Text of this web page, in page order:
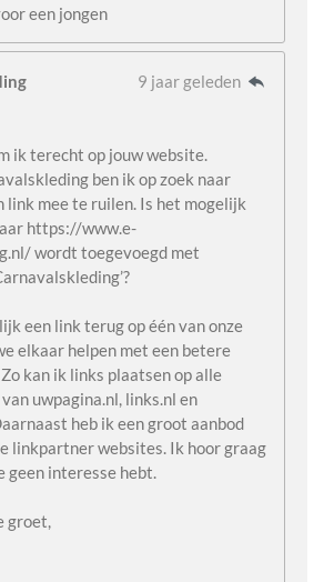
een jongen
9 jaar geleden
ik terecht op jouw website.
ben ik op zoek naar
link mee te ruilen. Is het mogelijk
https://www.e-
wordt toegevoegd met
een link terug op één van onze
elkaar helpen met een betere
kan ik links plaatsen op alle
uwpagina.nl, links.nl en
heb ik een groot aanbod
linkpartner websites. Ik hoor graag
geen interesse hebt.
groet,